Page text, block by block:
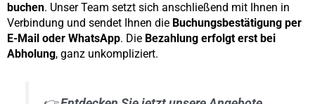
buchen. Unser Team setzt sich anschließend mit Ihnen in
Verbindung und sendet Ihnen die Buchungsbestätigung per
E-Mail oder WhatsApp. Die Bezahlung erfolgt erst bei
Abholung, ganz unkompliziert.